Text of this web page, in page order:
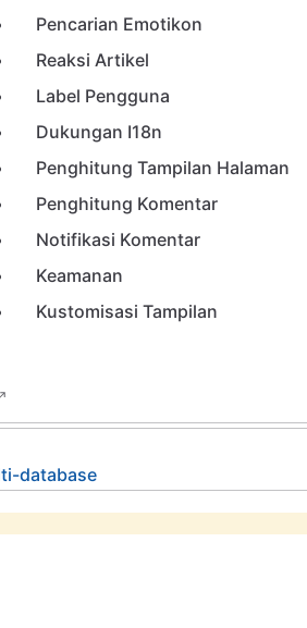
Pencarian Emotikon
Reaksi Artikel
Label Pengguna
Dukungan I18n
Penghitung Tampilan Halaman
Penghitung Komentar
Notifikasi Komentar
Keamanan
Kustomisasi Tampilan
database